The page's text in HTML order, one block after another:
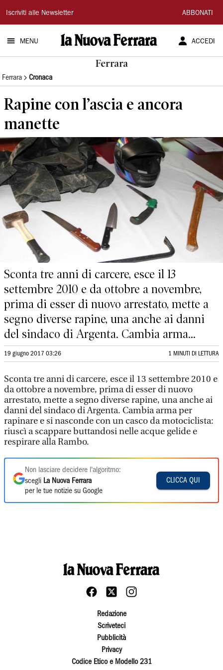
La
Nuova
Ferrara
Iscriviti alle Newsletter ABBONATI
MENU ACCEDI
Ferrara
Ferrara Cronaca
Rapine con l’ascia e ancora
manette
Sconta tre anni di carcere, esce il 13
settembre 2010 e da ottobre a novembre,
prima di esser di nuovo arrestato, mette a
segno diverse rapine, una anche ai danni
del sindaco di Argenta. Cambia arma...
19 giugno 2017 03:26 1 MINUTI DI LETTURA
Sconta tre anni di carcere, esce il 13 settembre 2010 e
da ottobre a novembre, prima di esser di nuovo
arrestato, mette a segno diverse rapine, una anche ai
danni del sindaco di Argenta. Cambia arma per
rapinare e si nasconde con un casco da motociclista:
riuscì a scappare buttandosi nelle acque gelide e
respirare alla Rambo.
Non lasciare decidere l'algoritmo:
scegli La Nuova Ferrara
per le tue notizie su Google
CLICCA QUI
Redazione
Scriveteci
Pubblicità
Privacy
Codice Etico e Modello 231